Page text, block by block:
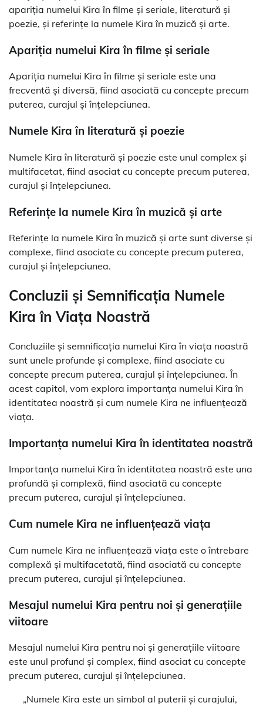
apariția numelui Kira în filme și seriale, literatură și
poezie, și referințe la numele Kira în muzică și arte.
Apariția numelui Kira în filme și seriale
Apariția numelui Kira în filme și seriale este una
frecventă și diversă, fiind asociată cu concepte precum
puterea, curajul și înțelepciunea.
Numele Kira în literatură și poezie
Numele Kira în literatură și poezie este unul complex și
multifacetat, fiind asociat cu concepte precum puterea,
curajul și înțelepciunea.
Referințe la numele Kira în muzică și arte
Referințe la numele Kira în muzică și arte sunt diverse și
complexe, fiind asociate cu concepte precum puterea,
curajul și înțelepciunea.
Concluzii și Semnificația Numele
Kira în Viața Noastră
Concluziile și semnificația numelui Kira în viața noastră
sunt unele profunde și complexe, fiind asociate cu
concepte precum puterea, curajul și înțelepciunea. În
acest capitol, vom explora importanța numelui Kira în
identitatea noastră și cum numele Kira ne influențează
viața.
Importanța numelui Kira în identitatea noastră
Importanța numelui Kira în identitatea noastră este una
profundă și complexă, fiind asociată cu concepte
precum puterea, curajul și înțelepciunea.
Cum numele Kira ne influențează viața
Cum numele Kira ne influențează viața este o întrebare
complexă și multifacetată, fiind asociată cu concepte
precum puterea, curajul și înțelepciunea.
Mesajul numelui Kira pentru noi și generațiile
viitoare
Mesajul numelui Kira pentru noi și generațiile viitoare
este unul profund și complex, fiind asociat cu concepte
precum puterea, curajul și înțelepciunea.
„Numele Kira este un simbol al puterii și curajului,